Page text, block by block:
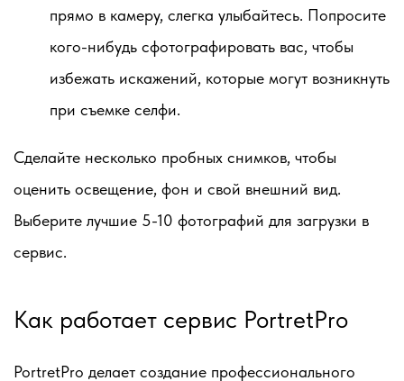
прямо в камеру, слегка улыбайтесь. Попросите
кого-нибудь сфотографировать вас, чтобы
избежать искажений, которые могут возникнуть
при съемке селфи.
Сделайте несколько пробных снимков, чтобы
оценить освещение, фон и свой внешний вид.
Выберите лучшие 5-10 фотографий для загрузки в
сервис.
Как работает сервис PortretPro
PortretPro делает создание профессионального